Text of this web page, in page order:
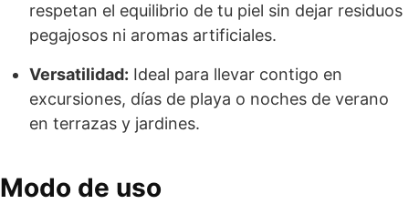
respetan el equilibrio de tu piel sin dejar residuos
pegajosos ni aromas artificiales.
Versatilidad: Ideal para llevar contigo en
excursiones, días de playa o noches de verano
en terrazas y jardines.
Modo de uso